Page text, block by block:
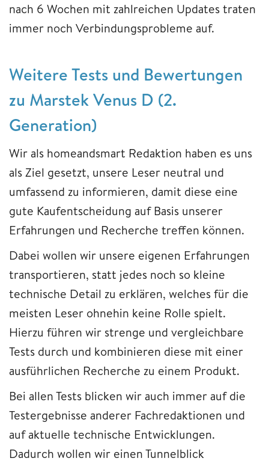
nach 6 Wochen mit zahlreichen Updates traten
immer noch Verbindungsprobleme auf.
Weitere Tests und Bewertungen
zu Marstek Venus D (2.
Generation)
Wir als homeandsmart Redaktion haben es uns
als Ziel gesetzt, unsere Leser neutral und
umfassend zu informieren, damit diese eine
gute Kaufentscheidung auf Basis unserer
Erfahrungen und Recherche treffen können.
Dabei wollen wir unsere eigenen Erfahrungen
transportieren, statt jedes noch so kleine
technische Detail zu erklären, welches für die
meisten Leser ohnehin keine Rolle spielt.
Hierzu führen wir strenge und vergleichbare
Tests durch und kombinieren diese mit einer
ausführlichen Recherche zu einem Produkt.
Bei allen Tests blicken wir auch immer auf die
Testergebnisse anderer Fachredaktionen und
auf aktuelle technische Entwicklungen.
Dadurch wollen wir einen Tunnelblick